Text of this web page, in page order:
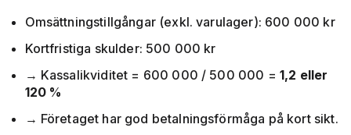
Omsättningstillgångar (exkl. varulager): 600 000 kr
Kortfristiga skulder: 500 000 kr
→ Kassalikviditet = 600 000 / 500 000 = 1,2 eller
120 %
→ Företaget har god betalningsförmåga på kort sikt.